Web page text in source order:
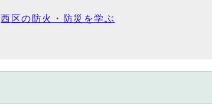
西区の防火・防災を学ぶ